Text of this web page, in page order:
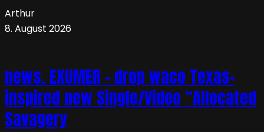
Arthur
8. August 2026
news. EXUMER – drop waco Texas-
inspired new Single/Video “Allocated
Savagery